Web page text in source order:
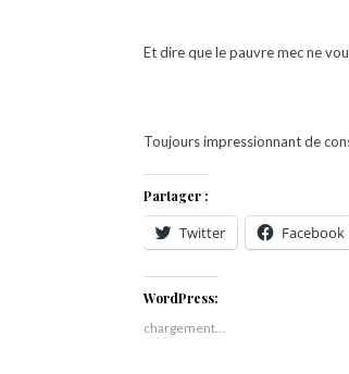
Et dire que le pauvre mec ne
Toujours impressionnant de
Partager :
Twitter Facebook
WordPress:
chargement…